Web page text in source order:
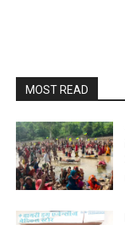
MOST READ